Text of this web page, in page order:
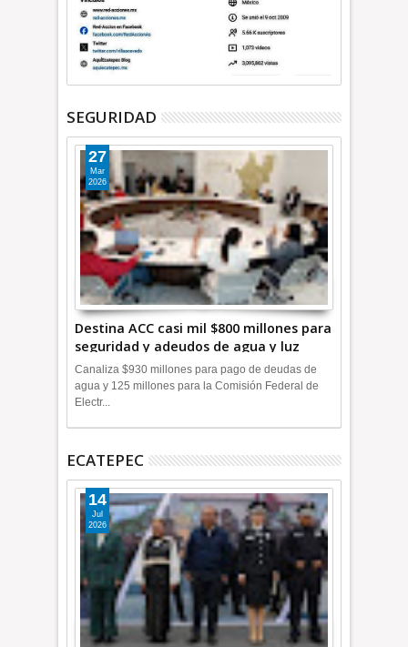
SEGURIDAD
Destina ACC casi mil $800 millones para
seguridad y adeudos de agua y luz
+Video
27
Mar
2026
Canaliza $930 millones para pago de deudas de
agua y 125 millones para la Comisión Federal de
Electr...
ECATEPEC
14
Jul
2026